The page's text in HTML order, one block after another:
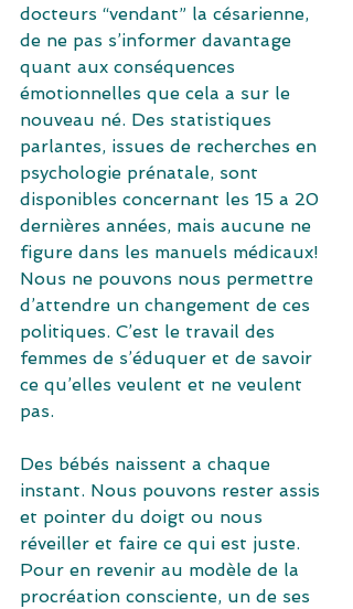
docteurs “vendant” la césarienne,
de ne pas s’informer davantage
quant aux conséquences
émotionnelles que cela a sur le
nouveau né. Des statistiques
parlantes, issues de recherches en
psychologie prénatale, sont
disponibles concernant les 15 a 20
dernières années, mais aucune ne
figure dans les manuels médicaux!
Nous ne pouvons nous permettre
d’attendre un changement de ces
politiques. C’est le travail des
femmes de s’éduquer et de savoir
ce qu’elles veulent et ne veulent
pas.
Des bébés naissent a chaque
instant. Nous pouvons rester assis
et pointer du doigt ou nous
réveiller et faire ce qui est juste.
Pour en revenir au modèle de la
procréation consciente, un de ses